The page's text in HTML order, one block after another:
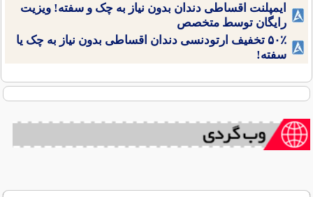
ایمپلنت اقساطی دندان بدون نیاز به چک و سفته! ویزیت
رایگان توسط متخصص
۵۰٪ تخفیف ارتودنسی دندان اقساطی بدون نیاز به چک یا
سفته!